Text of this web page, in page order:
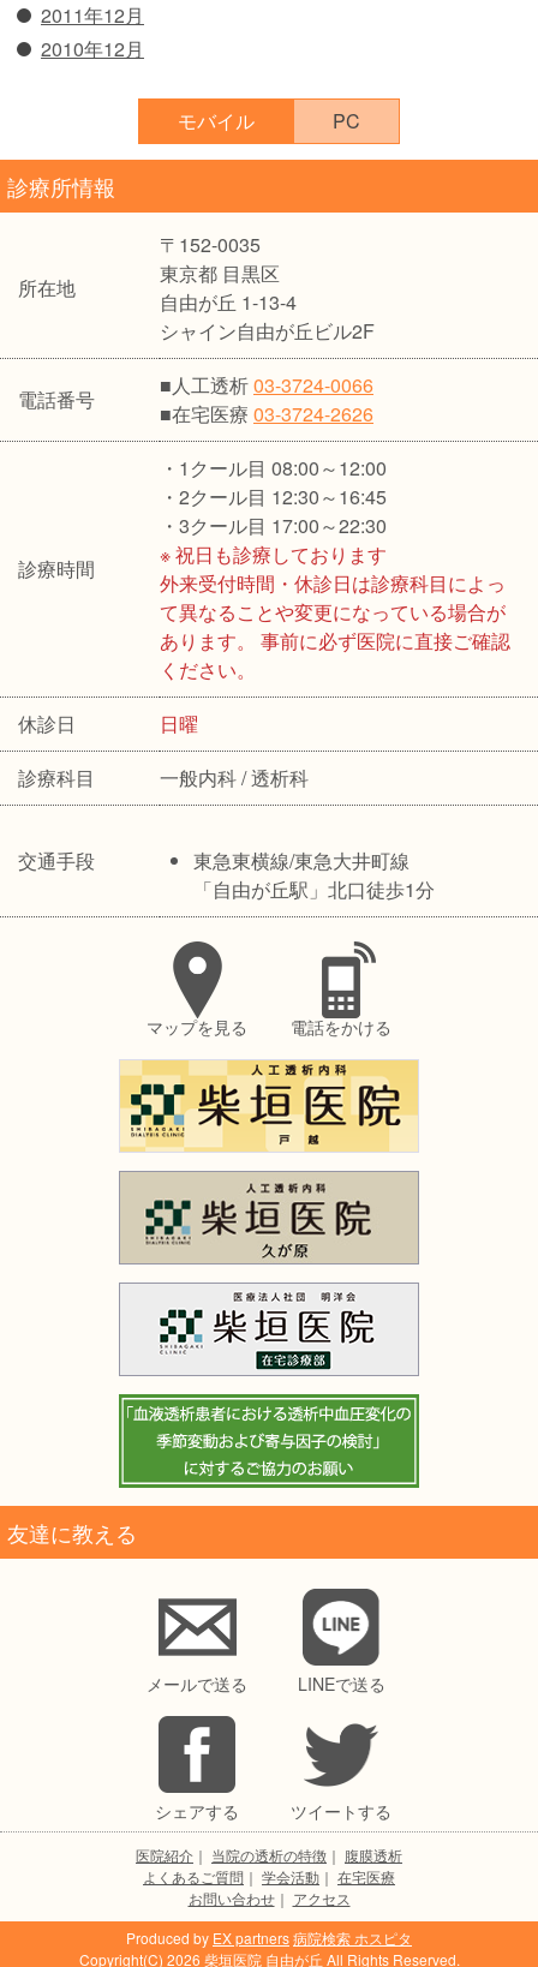
2011年12月
2010年12月
モバイル PC
診療所情報
所在地
〒152-0035
東京都 目黒区
自由が丘 1-13-4
シャイン自由が丘ビル2F
電話番号
■人工透析03-3724-0066
■在宅医療 03-3724-2626
診療時間
・1クール目 08:00～12:00
・2クール目 12:30～16:45
・3クール目 17:00～22:30
※ 祝日も診療しております
外来受付時間・休診日は診療科目によっ
て異なることや変更になっている場合が
あります。 事前に必ず医院に直接ご確認
ください。
休診日
日曜
診療科目
一般内科 / 透析科
交通手段
東急東横線/東急大井町線
「自由が丘駅」北口徒歩1分
マップを見る 電話をかける
友達に教える
メールで送る LINEで送る
シェアする ツイートする
医院紹介 ｜ 当院の透析の特徴 ｜ 腹膜透析
よくあるご質問 ｜ 学会活動 ｜ 在宅医療
お問い合わせ｜ アクセス
Produced by EX partners病院検索 ホスピタ
Copyright(C) 2026 柴垣医院 自由が丘 All Rights Reserved.